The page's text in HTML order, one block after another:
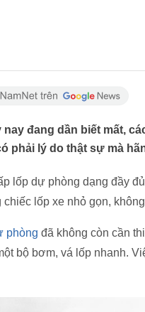
đang dần biết mất,
phải lý do thật sự mà
lốp dự phòng dạng đầy
lốp xe nhỏ gọn,
phòng đã không còn cần
bộ bơm, vá lốp nhanh.